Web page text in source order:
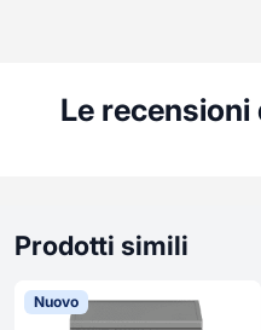
Le
Prodotti simili
Nuovo